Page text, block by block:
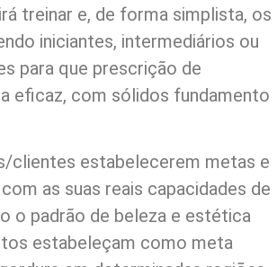
treinar e, de forma simplista, os
iniciantes, intermediários ou
para que prescrição de
eficaz, com sólidos fundamento
clientes estabelecerem metas e
as suas reais capacidades de
o padrão de beleza e estética
estabeleçam como meta